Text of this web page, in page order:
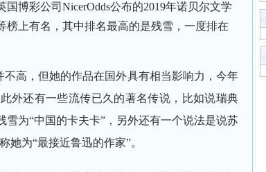
博彩公司NicerOdds公布的2019年诺贝尔文学
上有名，其中排名最高的是残雪，一度排在
高，但她的作品在国外具有相当影响力，今年
外还有一些流传已久的著名传说，比如说瑞典
为“中国的卡夫卡”，另外还有一个说法是说苏
她为“最接近鲁迅的作家”。